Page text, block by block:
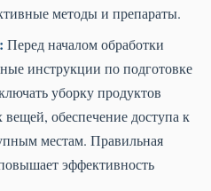
методы и препараты.
Перед началом обработки
инструкции по подготовке
уборку продуктов
обеспечение доступа к
местам. Правильная
эффективность